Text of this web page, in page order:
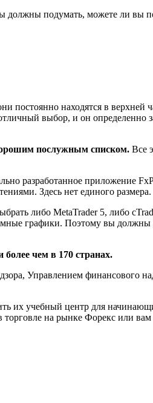
должны подумать, можете ли вы
постоянно находятся в верхней
выбор, и он определенно
послужным списком. Все
разработанное приложение
Здесь нет единого размера.
либо MetaTrader 5, либо
графики. Поэтому вы
более чем в 170 странах.
Управлением
их учебный центр для
на рынке Форекс или